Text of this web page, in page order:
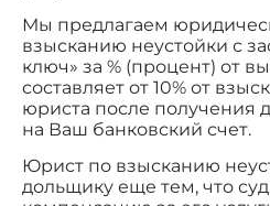
Мы предлагаем
взысканию неустойки с
ключ» за % (процент) от
составляет от 10% от
юриста после получения
на Ваш банковский счет.
Юрист по взысканию
дольщику еще тем, что